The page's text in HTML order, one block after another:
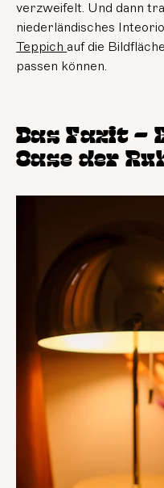
verzweifelt. Und dann
niederländisches
Teppich auf die
passen können.
Das Fazit –
Oase der